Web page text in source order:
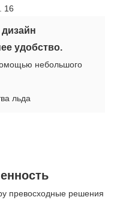
удобство.
небольшого
льда
превосходные решения